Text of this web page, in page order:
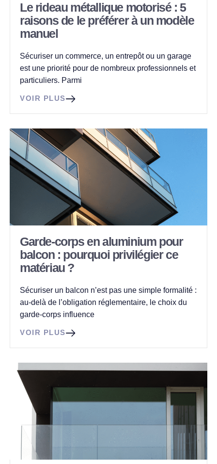
Le rideau métallique motorisé : 5
raisons de le préférer à un modèle
manuel
Sécuriser un commerce, un entrepôt ou un garage
est une priorité pour de nombreux professionnels et
particuliers. Parmi
VOIR PLUS
Garde-corps en aluminium pour
balcon : pourquoi privilégier ce
matériau ?
Sécuriser un balcon n’est pas une simple formalité :
au-delà de l’obligation réglementaire, le choix du
garde-corps influence
VOIR PLUS